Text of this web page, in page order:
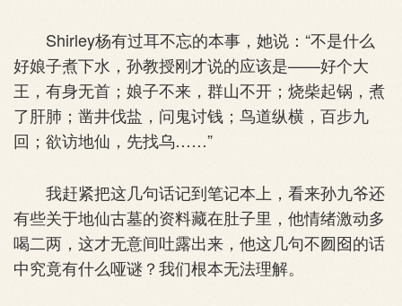
Shirley杨有过耳不忘的本事，她说：“不是什么
好娘子煮下水，孙教授刚才说的应该是——好个大
王，有身无首；娘子不来，群山不开；烧柴起锅，煮
了肝肺；凿井伐盐，问鬼讨钱；鸟道纵横，百步九
回；欲访地仙，先找乌……”
我赶紧把这几句话记到笔记本上，看来孙九爷还
有些关于地仙古墓的资料藏在肚子里，他情绪激动多
喝二两，这才无意间吐露出来，他这几句不囫囵的话
中究竟有什么哑谜？我们根本无法理解。